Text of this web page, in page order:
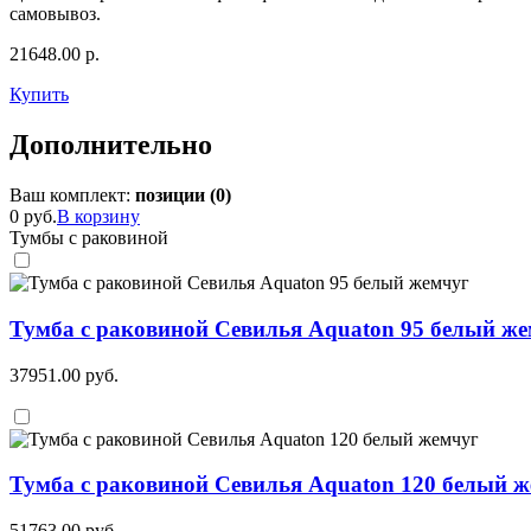
самовывоз.
21648.00 р.
Купить
Дополнительно
Ваш комплект: позиции (0)
0 руб.В корзину
Тумбы с раковиной
Тумба с раковиной Севилья Aquaton 95 белый
37951.00 руб.
Тумба с раковиной Севилья Aquaton 120 белый